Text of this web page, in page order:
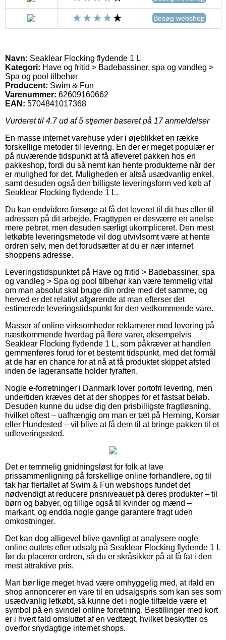
Besøg webshop
Navn: Seaklear Flocking flydende 1 L
Kategori: Have og fritid > Badebassiner, spa og vandleg >
Spa og pool tilbehør
Producent: Swim & Fun
Varenummer: 62609160662
EAN: 5704841017368
Vurderet til 4.7ud af 5 stjerner baseret på 17anmeldelser
En masse internet varehuse yder i øjeblikket en række
forskellige metoder til levering. En der er meget populær er
på nuværende tidspunkt at få afleveret pakken hos en
pakkeshop, fordi du så nemt kan hente produkterne når der
er mulighed for det. Muligheden er altså usædvanlig enkel,
samt desuden også den billigste leveringsform ved køb af
Seaklear Flocking flydende 1 L.
Du kan endvidere forsøge at få det leveret til dit hus eller til
adressen på dit arbejde. Fragttypen er desværre en anelse
mere pebret, men desuden særligt ukompliceret. Den mest
letkøbte leveringsmetode vil dog utvivlsomt være at hente
ordren selv, men det forudsætter at du er nær internet
shoppens adresse.
Leveringstidspunktet på Have og fritid > Badebassiner, spa
og vandleg > Spa og pool tilbehør kan være temmelig vital
om man absolut skal bruge din ordre med det samme, og
herved er det relativt afgørende at man efterser det
estimerede leveringstidspunkt for den vedkommende vare.
Masser af online virksomheder reklamerer med levering på
næstkommende hverdag på flere varer, eksempelvis
Seaklear Flocking flydende 1 L, som påkræver at handlen
gemmenføres forud for et bestemt tidspunkt, med det formål
at de har en chance for at nå at få produktet skippet afsted
inden de lageransatte holder fyraften.
Nogle e-forretninger i Danmark lover portofri levering, men
undertiden kræves det at der shoppes for et fastsat beløb.
Desuden kunne du udse dig den prisbilligste fragtløsning,
hvilket oftest – uafhængig om man er tæt på Herning, Korsør
eller Hundested – vil blive at få dem til at bringe pakken til et
udleveringssted.
Det er temmelig gnidningsløst for folk at lave
prissammenligning på forskellige online forhandlere, og til
tak har flertallet af Swim & Fun webshops fundet det
nødvendigt at reducere prisniveauet på deres produkter – til
børn og babyer, og tillige også til kvinder og mænd –
markant, og endda nogle gange garantere fragt uden
omkostninger.
Det kan dog alligevel blive gavnligt at analysere nogle
online outlets efter udsalg på Seaklear Flocking flydende 1 L
før du placerer ordren, så du er skråsikker på at få fat i den
mest attraktive pris.
Man bør lige meget hvad være omhyggelig med, at ifald en
shop annoncerer en vare til en udsalgspris som kan ses som
usædvanlig letkøbt, så kunne det i nogle tilfælde være et
symbol på en svindel online forretning. Bestillinger med kort
er i hvert fald omsluttet af en vedtægt, hvilket beskytter os
overfor snydagtige internet shops.